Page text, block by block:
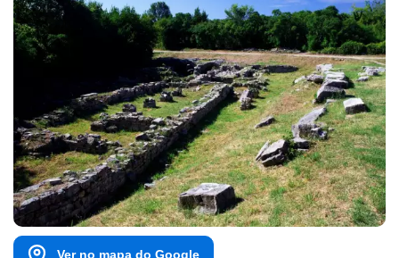
Ver no mapa do Google